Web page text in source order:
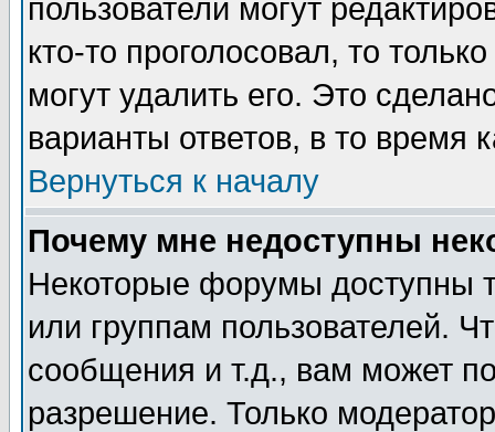
пользователи могут
кто-то проголосовал, то
могут удалить его. Это
варианты ответов, в то время
Вернуться к началу
Почему мне недоступны
Некоторые форумы доступны
или группам пользователей.
сообщения и т.д., вам может
разрешение. Только